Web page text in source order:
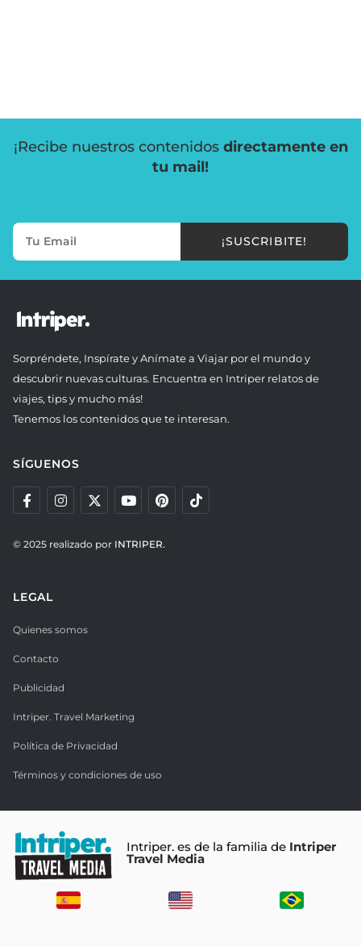
¡Recibe nuestros contenidos directamente en
tu mail!
¡SUSCRIBITE!
Sorpréndete, Inspírate y Anímate a Viajar por el mundo y
descubrir nuevas culturas. Encuentra en Intriper relatos de
viajes, tips y mucho más!
Tenemos los contenidos que te interesan.
SÍGUENOS
© 2025 realizado por INTRIPER.
LEGAL
Quienes somos
Contacto
Publicidad
Intriper. Travel Marketing
Política de Privacidad
Términos y condiciones de uso
Intriper. es de la familia de Intriper
Travel Media